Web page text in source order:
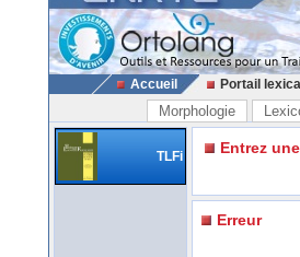
Accueil Portail lexical
Morphologie
TLFi Entrez
Erreur